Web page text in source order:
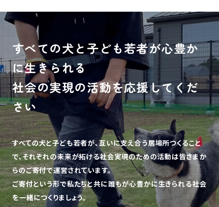
すべての犬と子ども若者が心豊か
に生きられる
社会の実現の活動を応援してくだ
さい
すべての犬と子ども若者が、互いに支え合う居場所つくること
で、それぞれの未来が拓ける社会実現のための活動は皆さまか
らのご寄付で運営されています。
ご寄付という形で私たちと共に誰もが心豊かに生きられる社会
を一緒につくりましょう。